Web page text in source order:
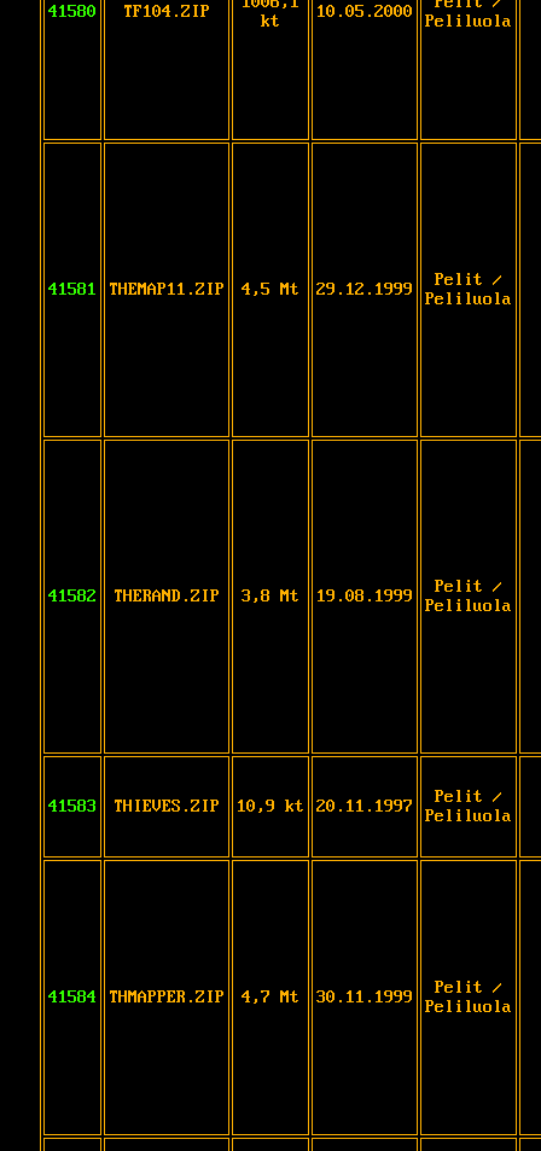
41580 TF104.ZIP
kt
10.05.2000
Peliluola
41581 THEMAP11.ZIP 4,5 Mt 29.12.1999
Pelit /
Peliluola
41582 THERAND.ZIP 3,8 Mt 19.08.1999
Pelit /
Peliluola
41583 THIEVES.ZIP 10,9 kt 20.11.1997
Pelit /
Peliluola
41584 THMAPPER.ZIP 4,7 Mt 30.11.1999
Pelit /
Peliluola